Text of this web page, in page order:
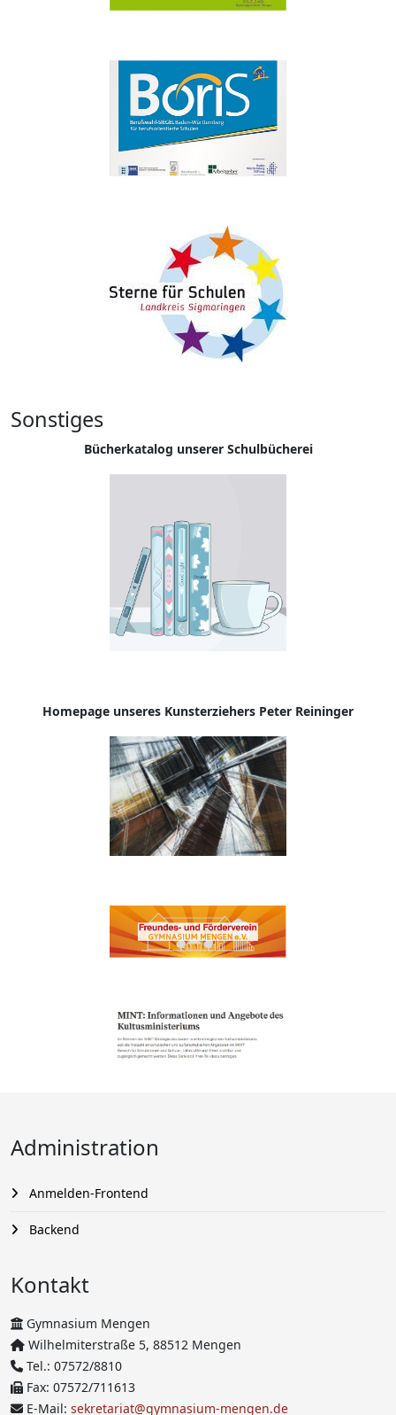
Sonstiges
Bücherkatalog unserer Schulbücherei
Homepage unseres Kunsterziehers Peter Reininger
Administration
Anmelden-Frontend
Backend
Kontakt
Gymnasium Mengen
Wilhelmiterstraße 5, 88512 Mengen
Tel.: 07572/8810
Fax: 07572/711613
E-Mail: sekretariat@gymnasium-mengen.de